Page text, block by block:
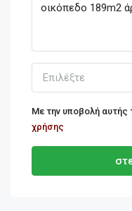
Επιλέξτε
Με την υποβολή
χρήσης